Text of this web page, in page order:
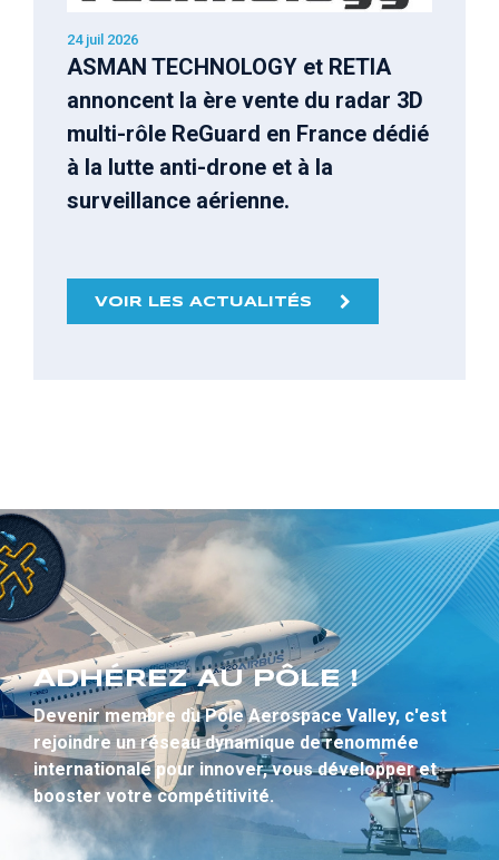
24 juil 2026
ASMAN TECHNOLOGY et RETIA
annoncent la ère vente du radar 3D
multi-rôle ReGuard en France dédié
à la lutte anti-drone et à la
surveillance aérienne.
VOIR LES ACTUALITÉS
ADHÉREZ AU PÔLE !
Devenir membre du Pôle Aerospace Valley, c'est
rejoindre un réseau dynamique de renommée
internationale pour innover, vous développer et
booster votre compétitivité.